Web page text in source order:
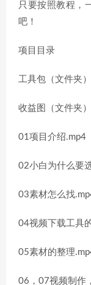
只要按照教程，
吧！
项目目录
工具包（文件夹）
收益图（文件夹）
01项目介绍.mp4
02小白为什么要
03素材怎么找
04视频下载工具
05素材的整理
06，07视频制作